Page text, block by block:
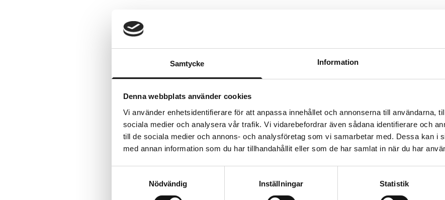
Samtycke Information
Denna webbplats använder cookies
Vi använder enhetsidentifierare för att anpassa innehållet och annonserna till användarna,
sociala medier och analysera vår trafik. Vi vidarebefordrar även sådana identifierare och
till de sociala medier och annons- och analysföretag som vi samarbetar med. Dessa kan i
med annan information som du har tillhandahållit eller som de har samlat in när du har
Nödvändig
Inställningar Statistik
I Jordbro, utanför
muf architecture/art
månadslång festival för
föreningshus. Huset är
kulturföreningar,
fokus på produktion.
risk att kultur- och
kulturhus. I en önskan att
får plats i det nya huset,
startar genom mindre
sammanhang, och
Festivalen i Jordbro
näsa mitt i centrum på